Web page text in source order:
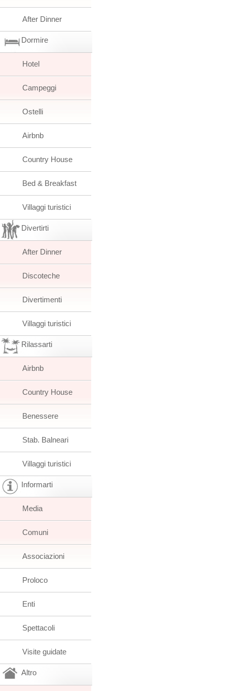
After Dinner
Dormire
Hotel
Campeggi
Ostelli
Airbnb
Country House
Bed & Breakfast
Villaggi turistici
Divertirti
After Dinner
Discoteche
Divertimenti
Villaggi turistici
Rilassarti
Airbnb
Country House
Benessere
Stab. Balneari
Villaggi turistici
Informarti
Media
Comuni
Associazioni
Proloco
Enti
Spettacoli
Visite guidate
Altro